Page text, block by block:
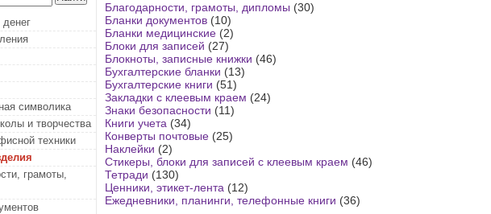
символика
и творчества
техники
грамоты,
Благодарности, грамоты, дипломы (30)
Бланки документов (10)
Бланки медицинские (2)
Блоки для записей (27)
Блокноты, записные книжки (46)
Бухгалтерские бланки (13)
Бухгалтерские книги (51)
Закладки с клеевым краем (24)
Знаки безопасности (11)
Книги учета (34)
Конверты почтовые (25)
Наклейки (2)
Стикеры, блоки для записей с клеевым краем (46)
Тетради (130)
Ценники, этикет-лента (12)
Ежедневники, планинги, телефонные книги (36)